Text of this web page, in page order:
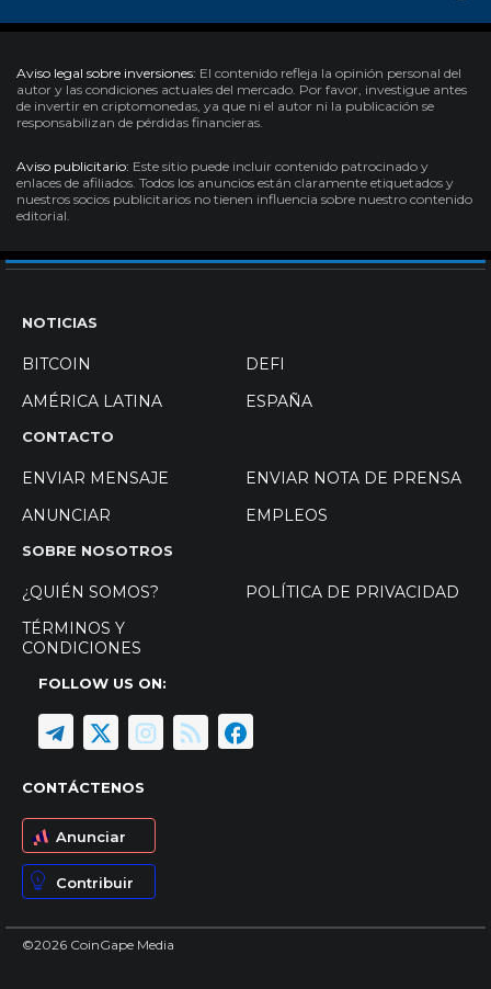
Aviso legal sobre inversiones: El contenido refleja la opinión personal del
autor y las condiciones actuales del mercado. Por favor, investigue antes
de invertir en criptomonedas, ya que ni el autor ni la publicación se
responsabilizan de pérdidas financieras.
Aviso publicitario: Este sitio puede incluir contenido patrocinado y
enlaces de afiliados. Todos los anuncios están claramente etiquetados y
nuestros socios publicitarios no tienen influencia sobre nuestro contenido
editorial.
NOTICIAS
BITCOIN
DEFI
AMÉRICA LATINA
ESPAÑA
CONTACTO
ENVIAR MENSAJE
ENVIAR NOTA DE PRENSA
ANUNCIAR
EMPLEOS
SOBRE NOSOTROS
¿QUIÉN SOMOS?
POLÍTICA DE PRIVACIDAD
TÉRMINOS Y
CONDICIONES
FOLLOW US ON:
CONTÁCTENOS
Anunciar
Contribuir
©2026 CoinGape Media